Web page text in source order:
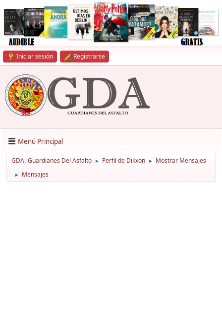
Iniciar sesión Registrarse
Menú Principal
GDA.-Guardianes Del Asfalto ► Perfil de Dikxon ► Mostrar Mensajes
► Mensajes